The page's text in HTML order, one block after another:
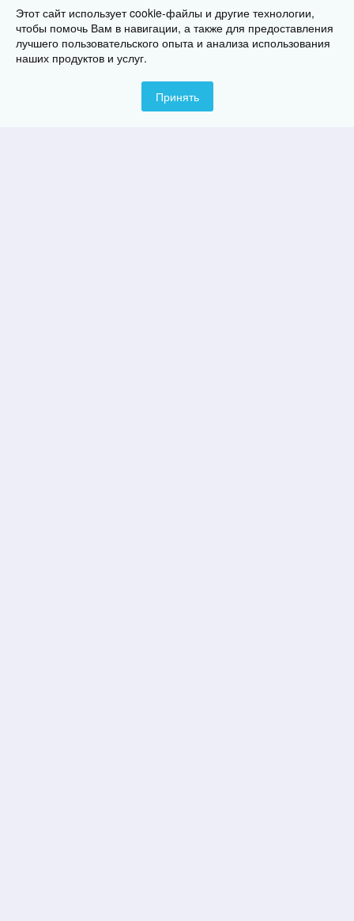
Обогреватель взрывозащитный ОВЭ-4К 0,9 кВт;
380В
10 580руб.
Электроконвектор ЭВНБ-1,0 (корпус окраш)
Этот сайт использует cookie-файлы и другие технологии,
чтобы помочь Вам в навигации, а также для предоставления
лучшего пользовательского опыта и анализа использования
наших продуктов и услуг.
Принять